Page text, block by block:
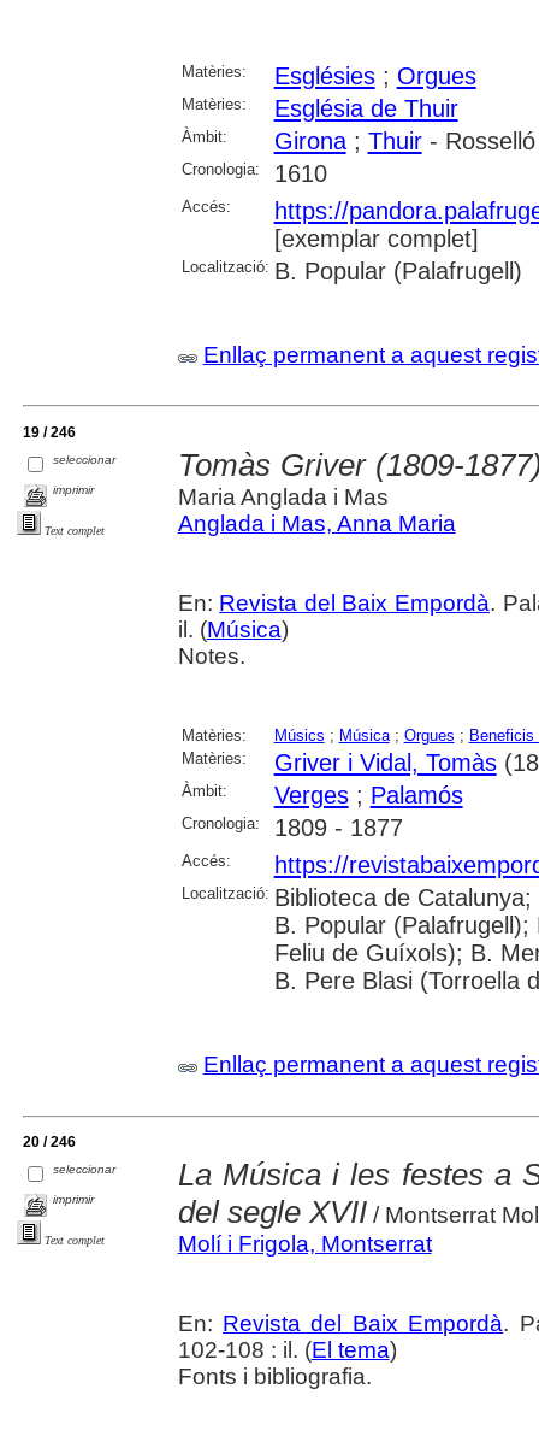
Matèries: Esglésies; Orgues
Matèries: Església de Thuir
Àmbit: Girona; Thuir-
Cronologia: 1610
Accés:
https://
[exemplar complet]
Localització: B. Popular (Palafrugell)
Enllaç permanent a aquest
19 / 246
seleccionar
imprimir
Text complet
Tomàs Griver (1809-
Maria Anglada i Mas
Anglada i Mas, Anna Maria
En: Revista del Baix Empordà.
il. (Música)
Notes.
Matèries: Músics ; Música; Orgues ;
Matèries:
Griver i Vidal, Tomàs
Àmbit: Verges; Palamós
Cronologia: 1809 - 1877
Accés: https://
Localització: Biblioteca de
B. Popular
Feliu de Guíxols); B.
B. Pere Blasi (Torroella
Enllaç permanent a aquest
20 / 246
seleccionar
imprimir
Text complet
La Música i les festes a
del segle XVII / Montserrat
Molí i Frigola, Montserrat
En: Revista del Baix Empordà.
102-108 : il. (El tema)
Fonts i bibliografia.